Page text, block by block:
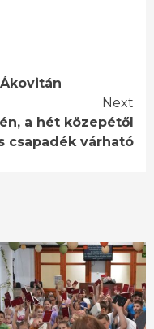
Next
a hét közepétől
csapadék várható